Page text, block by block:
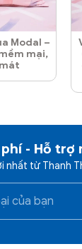
Modal –
mại,
- Hỗ trợ
nhất từ Thanh